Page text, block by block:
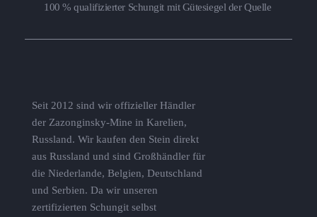
100 % qualifizierter Schungit mit Gütesiegel der Quelle
Seit 2012 sind wir offizieller Händler
der Zazonginsky-Mine in Karelien,
Russland. Wir kaufen den Stein direkt
aus Russland und sind Großhändler für
die Niederlande, Belgien, Deutschland
und Serbien. Da wir unseren
zertifizierten Schungit selbst